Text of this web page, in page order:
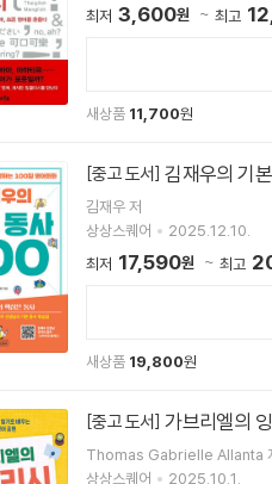
최저 3,600원 최고
새상품 11,700원
[중고 도서] 김재우의 기
김재우 저
상상스퀘어
2025.12.10.
최저 17,590원 최고
새상품 19,800원
[중고 도서] 가브리엘의
Thomas Gabrielle Allanta
상상스퀘어
2025.10.1.